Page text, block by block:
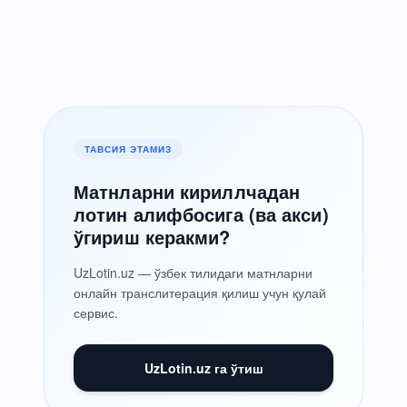
ТАВСИЯ ЭТАМИЗ
Матнларни кириллчадан
лотин алифбосига (ва акси)
ўгириш керакми?
UzLotin.uz — ўзбек тилидаги матнларни
онлайн транслитерация қилиш учун қулай
сервис.
UzLotin.uz га ўтиш